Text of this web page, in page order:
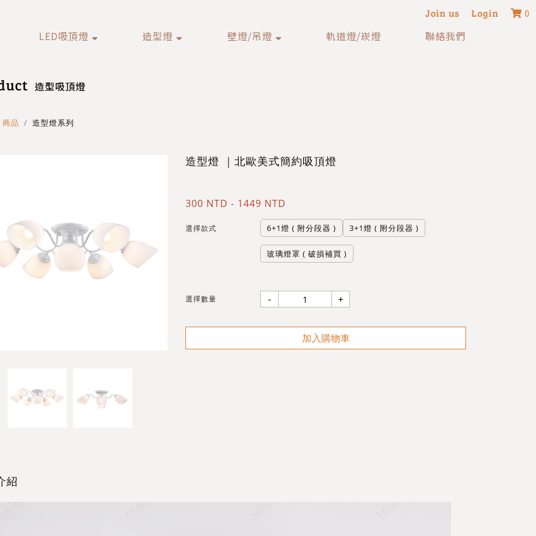
Join us Login 0
LED吸頂燈 造型燈 壁燈/吊燈 軌道燈/崁燈 聯絡我們
造型吸頂燈
商品 造型燈系列
造型燈 ｜北歐美式簡約吸頂燈
300 NTD - 1449 NTD
選擇款式 6+1燈 ( 附分段器 ) 3+1燈 ( 附分段器 )
玻璃燈罩 ( 破損補買 )
選擇數量
加入購物車
紹